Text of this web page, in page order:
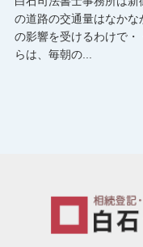
の道路の交通量はなか
の影響を受けるわけで
らは、毎朝の...